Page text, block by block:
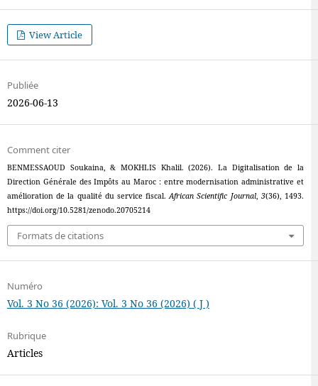
View Article
Publiée
2026-06-13
Comment citer
BENMESSAOUD Soukaina, & MOKHLIS Khalil. (2026). La Digitalisation de la
Direction Générale des Impôts au Maroc : entre modernisation administrative et
amélioration de la qualité du service fiscal.African Scientific Journal, 3(36), 1493.
https://doi.org/10.5281/zenodo.20705214
Formats de citations
Numéro
Vol. 3 No 36 (2026): Vol. 3 No 36 (2026) ( J )
Rubrique
Articles